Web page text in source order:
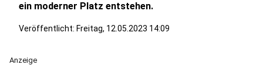
ein moderner Platz entstehen.
Veröffentlicht: Freitag, 12.05.2023 14:09
Anzeige